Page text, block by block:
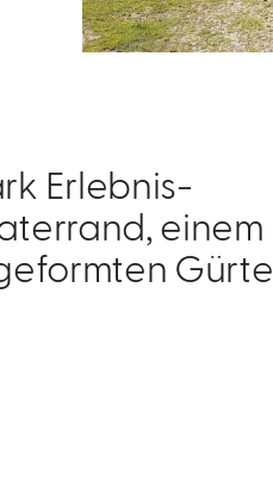
Erlebnis-
einem
Gürtel